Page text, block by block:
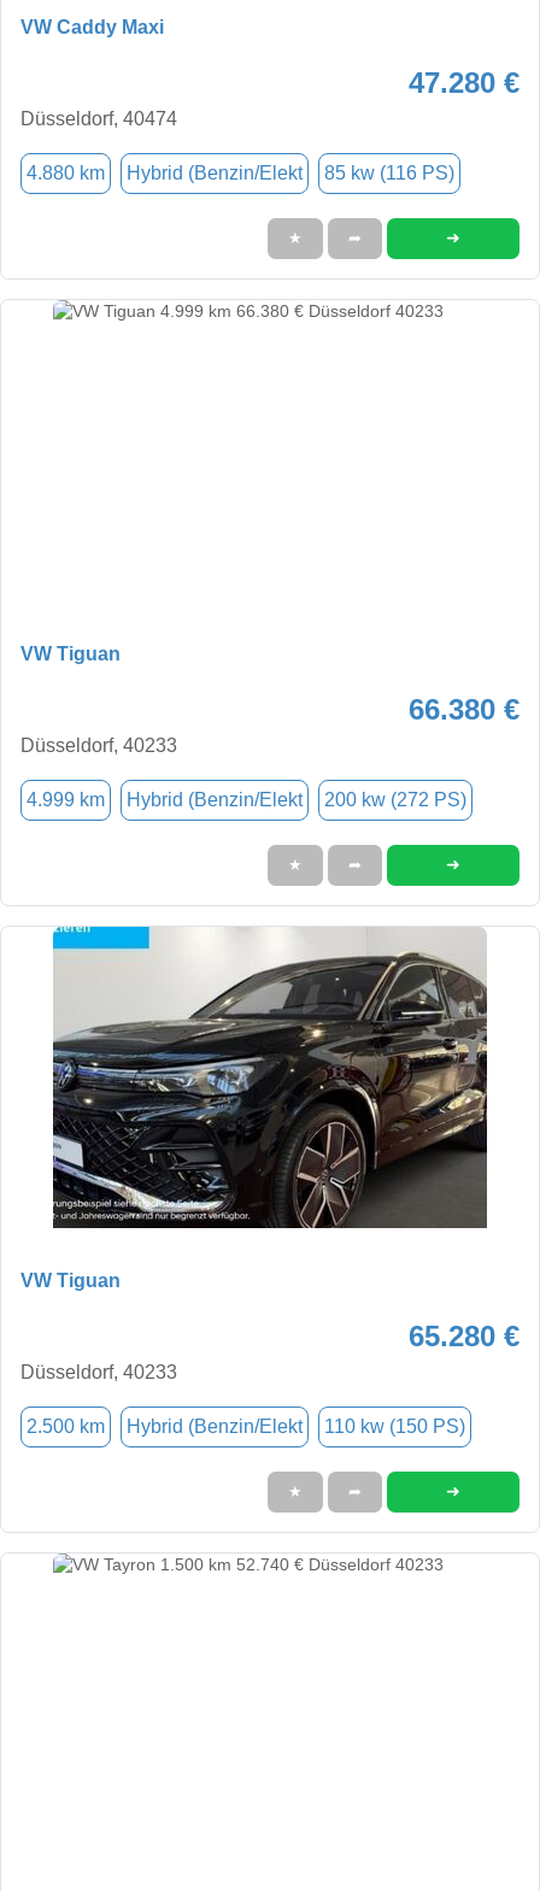
VW Caddy Maxi
47.280 €
Düsseldorf, 40474
4.880 km Hybrid (Benzin/Elekt 85 kw (116 PS)
★ ➦ ➜
VW Tiguan
66.380 €
Düsseldorf, 40233
4.999 km Hybrid (Benzin/Elekt 200 kw (272 PS)
★ ➦ ➜
VW Tiguan
65.280 €
Düsseldorf, 40233
2.500 km Hybrid (Benzin/Elekt 110 kw (150 PS)
★ ➦ ➜